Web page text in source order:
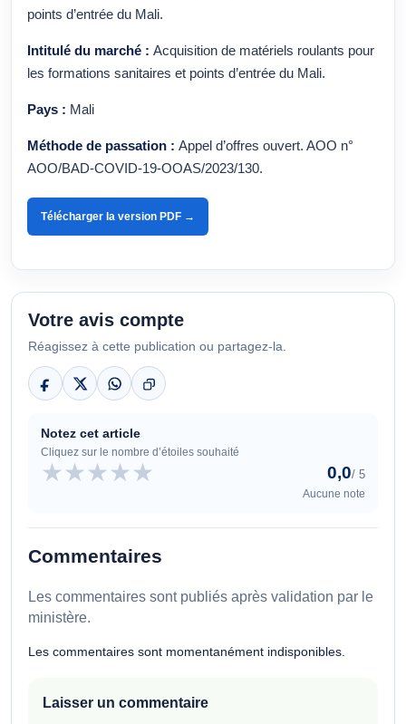
points d’entrée du Mali.
Intitulé du marché : Acquisition de matériels roulants pour
les formations sanitaires et points d’entrée du Mali.
Pays : Mali
Méthode de passation : Appel d’offres ouvert. AOO n°
AOO/BAD-COVID-19-OOAS/2023/130.
Télécharger la version PDF →
Votre avis compte
Réagissez à cette publication ou partagez-la.
Notez cet article
Cliquez sur le nombre d’étoiles souhaité
★★★★★ 0,0/ 5
Aucune note
Commentaires
Les commentaires sont publiés après validation par le
ministère.
Les commentaires sont momentanément indisponibles.
Laisser un commentaire